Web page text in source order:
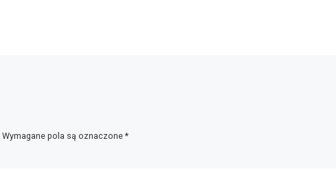
Wymagane pola są oznaczone *